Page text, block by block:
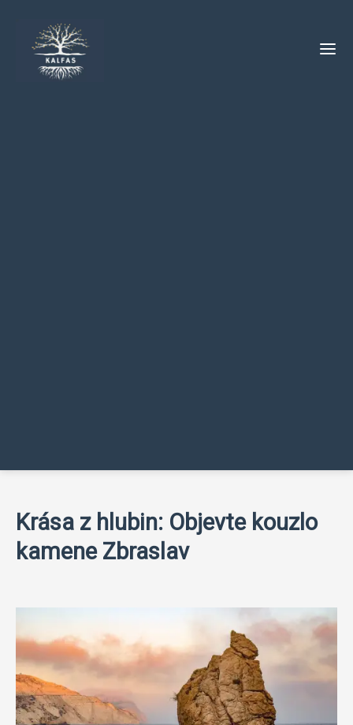
Krása z hlubin: Objevte kouzlo
kamene Zbraslav